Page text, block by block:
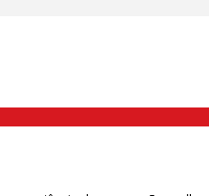
000 Brás, São Paulo/SP | Telefone (11)